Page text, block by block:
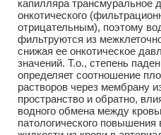
капилляра трансмуральное
онкотического
отрицательным), поэтому
фильтруются из
снижая ее онкотическое
значений. Т.о., степень
определяет соотношение
растворов через мембрану
пространство и обратно,
водного обмена между
патологического